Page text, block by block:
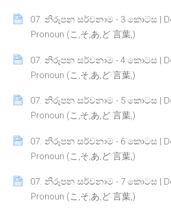
07. නිරූපන සර්වනාම - 3 කොටස |
Pronoun (こ,そ,あ,ど 言葉,)
Page
07. නිරූපන සර්වනාම - 4 කොටස |
Pronoun (こ,そ,あ,ど 言葉,)
Page
07. නිරූපන සර්වනාම - 5 කොටස |
Pronoun (こ,そ,あ,ど 言葉,)
Page
07. නිරූපන සර්වනාම - 6 කොටස |
Pronoun (こ,そ,あ,ど 言葉,)
Page
07. නිරූපන සර්වනාම - 7 කොටස |
Pronoun (こ,そ,あ,ど 言葉,)
Page